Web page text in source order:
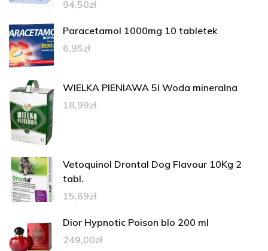
94,50zł
Paracetamol 1000mg 10 tabletek
6,95zł
WIELKA PIENIAWA 5l Woda mineralna
18,99zł
Vetoquinol Drontal Dog Flavour 10Kg 2
tabl.
15,69zł
Dior Hypnotic Poison blo 200 ml
249,00zł